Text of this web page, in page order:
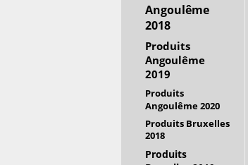
Angoulême
2018
Produits
Angoulême
2019
Produits
Angoulême 2020
Produits Bruxelles
2018
Produits